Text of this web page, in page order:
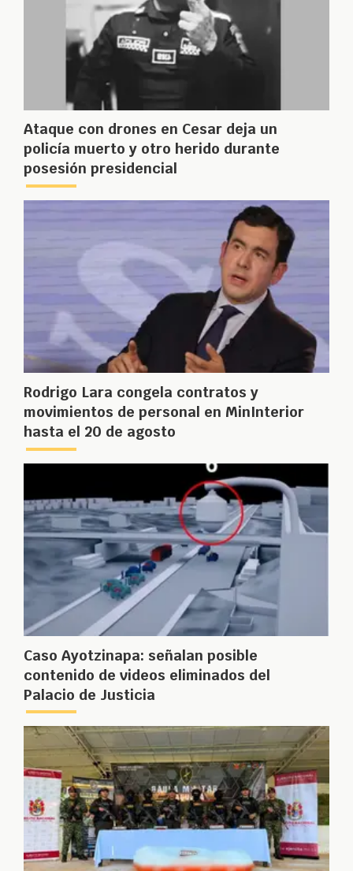
Ataque con drones en Cesar deja un
policía muerto y otro herido durante
posesión presidencial
Rodrigo Lara congela contratos y
movimientos de personal en MinInterior
hasta el 20 de agosto
Caso Ayotzinapa: señalan posible
contenido de videos eliminados del
Palacio de Justicia